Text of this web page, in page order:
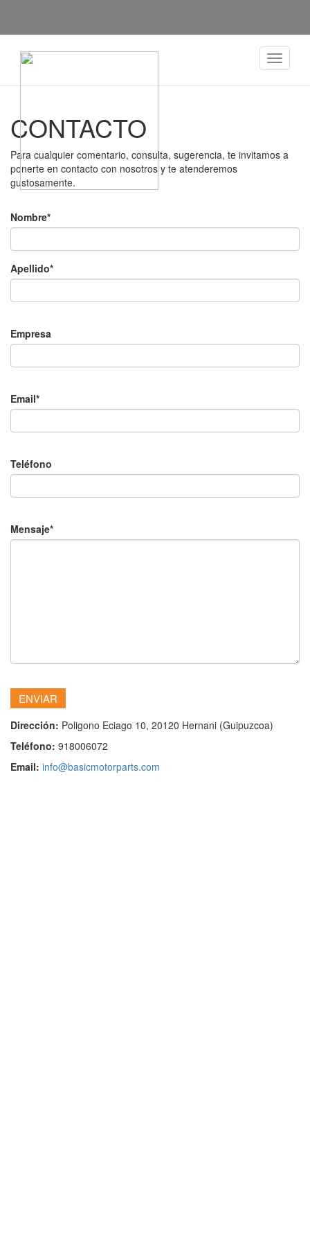
CONTACTO
Para cualquier comentario, consulta, sugerencia, te invitamos a
ponerte en contacto con nosotros y te atenderemos
gustosamente.
Nombre*
Apellido*
Empresa
Email*
Teléfono
Mensaje*
Dirección: Poligono Eciago 10, 20120 Hernani (Guipuzcoa)
Teléfono: 918006072
Email: info@basicmotorparts.com